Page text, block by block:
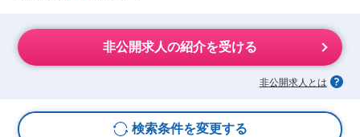
非公開求人の紹介を受ける
非公開求人とは
検索条件を変更する